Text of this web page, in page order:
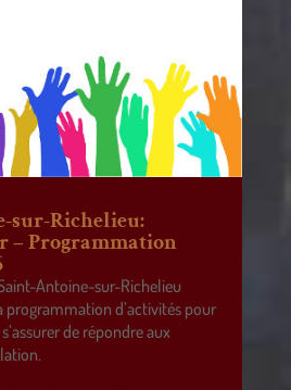
sur-Richelieu:
– Programmation
Antoine-sur-Richelieu
programmation d’activités pour
de répondre aux